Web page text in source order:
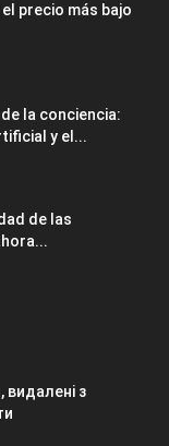
precio más bajo
la conciencia:
y el...
de las
видалені з